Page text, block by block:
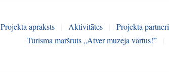
Projekta apraksts Aktivitātes Projekta partneri
Tūrisma maršruts „Atver muzeja vārtus!”